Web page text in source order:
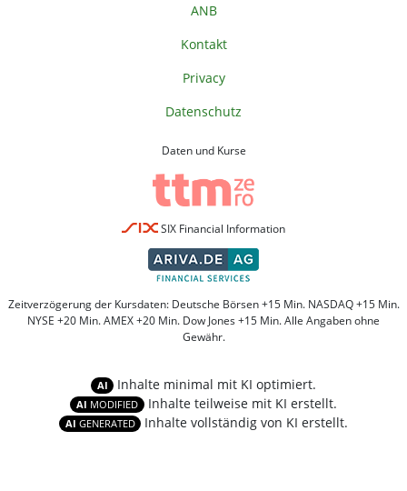
ANB
Kontakt
Privacy
Datenschutz
Daten und Kurse
SIX Financial Information
Zeitverzögerung der Kursdaten: Deutsche Börsen +15 Min. NASDAQ +15 Min.
NYSE +20 Min. AMEX +20 Min. Dow Jones +15 Min. Alle Angaben ohne
Gewähr.
AI Inhalte minimal mit KI optimiert.
AI MODIFIED Inhalte teilweise mit KI erstellt.
AI GENERATED Inhalte vollständig von KI erstellt.